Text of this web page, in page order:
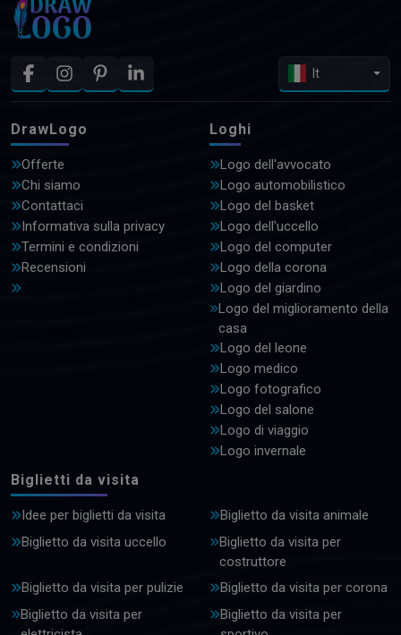
It
DrawLogo
Offerte
Chi siamo
Contattaci
Informativa sulla privacy
Termini e condizioni
Recensioni
Loghi
Logo dell'avvocato
Logo automobilistico
Logo del basket
Logo dell'uccello
Logo del computer
Logo della corona
Logo del giardino
Logo del miglioramento della
casa
Logo del leone
Logo medico
Logo fotografico
Logo del salone
Logo di viaggio
Logo invernale
Biglietti da visita
Idee per biglietti da visita
Biglietto da visita animale
Biglietto da visita uccello
Biglietto da visita per
costruttore
Biglietto da visita per pulizie
Biglietto da visita per corona
Biglietto da visita per
Biglietto da visita per